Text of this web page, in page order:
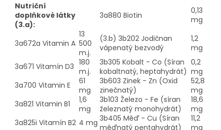
Nutriční
doplňkové látky
(3.a):
3a880 Biotin
0,13
mg
3a672a Vitamin A
13
500
m.j.
(3.b) 3b202 Jodičnan
vápenatý bezvodý
1,2
mg
3a671 Vitamín D3 180
m.j.
3b305 Kobalt - Co (Síran
kobaltnatý, heptahydrát)
0,2
mg
3a700 Vitamin E
61
mg
3b603 Zinek - Zn (Oxid
zinečnatý)
52,8
mg
3a821 Vitamin B1
1,6
mg
3b103 Železo - Fe (síran
železnatý monohydrát)
18,6
mg
3a825i Vitamín B2 4 mg 3b405 Měď - Cu (Síran
měďnatý pentahydrát)
11,2
mg